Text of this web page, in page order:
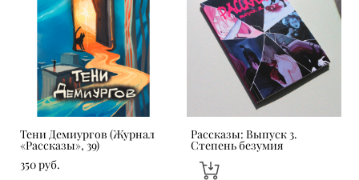
Тени Демиургов (Журнал
«Рассказы», 39)
350 pуб.
Рассказы: Выпуск 3.
Степень безумия